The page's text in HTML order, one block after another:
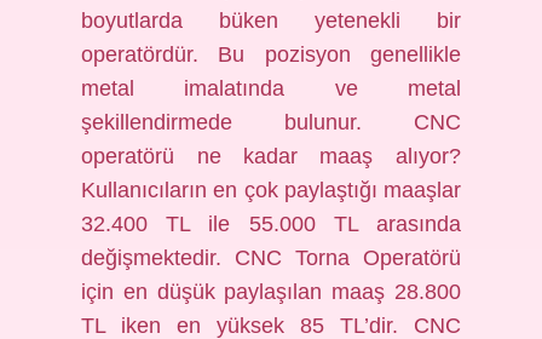
boyutlarda büken yetenekli bir
operatördür. Bu pozisyon genellikle
metal imalatında ve metal
şekillendirmede bulunur. CNC
operatörü ne kadar maaş alıyor?
Kullanıcıların en çok paylaştığı maaşlar
32.400 TL ile 55.000 TL arasında
değişmektedir. CNC Torna Operatörü
için en düşük paylaşılan maaş 28.800
TL iken en yüksek 85 TL’dir. CNC